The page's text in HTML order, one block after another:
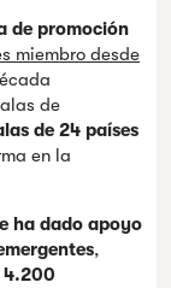
de promoción
miembro desde
de
de 24 países
en la
ha dado apoyo
,
4.200